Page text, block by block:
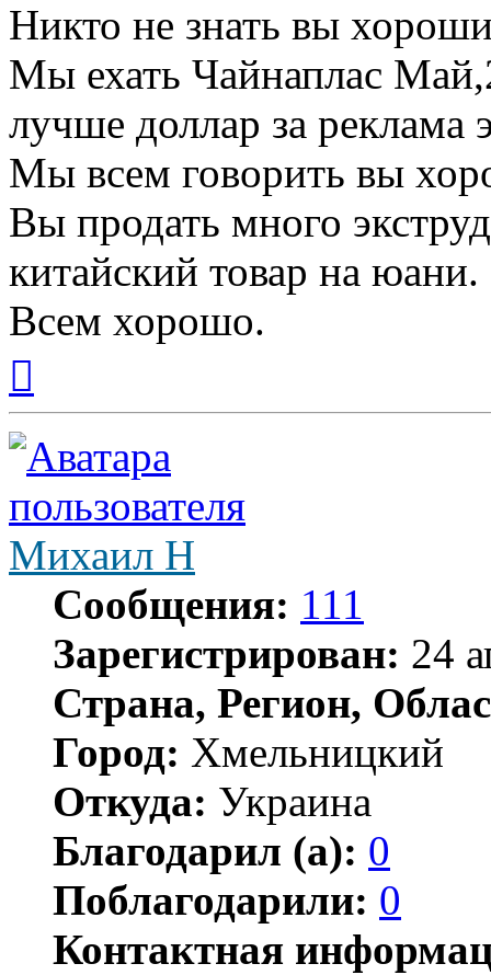
Никто не знать вы
Мы ехать Чайнаплас
лучше доллар за реклама
Мы всем говорить вы
Вы продать много
китайский товар на юани.
Всем хорошо.
началу
Михаил Н
Сообщения: 111
Зарегистрирован: 24
Страна, Регион,
Город: Хмельницкий
Откуда: Украина
Благодарил (а): 0
Поблагодарили: 0
Контактная